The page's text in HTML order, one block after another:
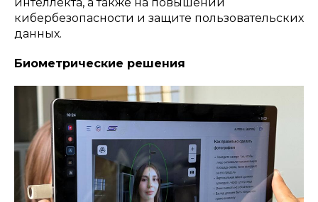
кибербезопасности и защите пользовательских
данных.
Биометрические решения